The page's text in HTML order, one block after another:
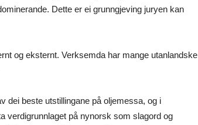
Dette er ei grunngjeving juryen kan
og eksternt. Verksemda har mange utanlandske
dei beste utstillingane på oljemessa, og i
verdigrunnlaget på nynorsk som slagord og